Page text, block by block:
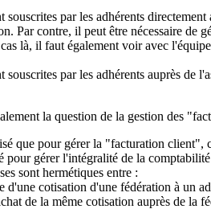
souscrites par les adhérents
Par contre, il peut être nécessaire de
là, il faut également voir avec
souscrites par les adhérents auprès
la question de la gestion des
que pour gérer la "facturation client",
pour gérer l'intégralité de la
sont hermétiques entre :
d'une cotisation d'une fédération à un
de la même cotisation auprès de la